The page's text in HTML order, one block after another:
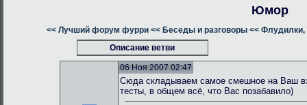
Юмор
<< Лучший форум фурри << Беседы и разговоры << Флудилки,
Описание ветви
06 Ноя 2007 02:47
Сюда складываем самое смешное на Ваш
тесты, в общем всё, что Вас позабавило)